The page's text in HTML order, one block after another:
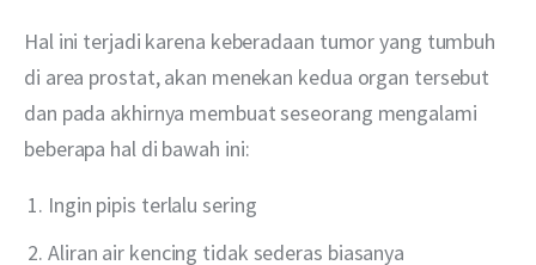
Hal ini terjadi karena keberadaan tumor yang tumbuh
di area prostat, akan menekan kedua organ tersebut
dan pada akhirnya membuat seseorang mengalami
beberapa hal di bawah ini:
Ingin pipis terlalu sering
Aliran air kencing tidak sederas biasanya